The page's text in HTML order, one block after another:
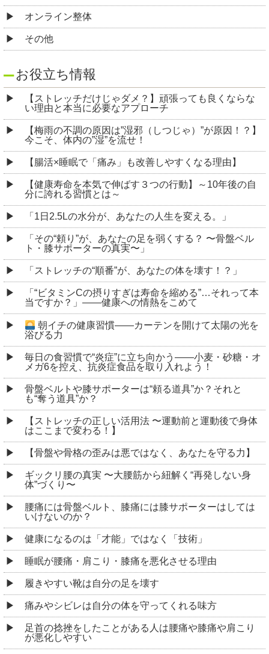
オンライン整体
その他
お役立ち情報
【ストレッチだけじゃダメ？】頑張っても良くならな
い理由と本当に必要なアプローチ
【梅雨の不調の原因は”湿邪（しつじゃ）”が原因！？】
今こそ、体内の”湿”を流せ！
【腸活×睡眠で「痛み」も改善しやすくなる理由】
【健康寿命を本気で伸ばす３つの行動】～10年後の自
分に誇れる習慣とは～
「1日2.5Lの水分が、あなたの人生を変える。」
「その“頼り”が、あなたの足を弱くする？ 〜骨盤ベル
ト・膝サポーターの真実〜」
「ストレッチの“順番”が、あなたの体を壊す！？」
「“ビタミンCの摂りすぎは寿命を縮める”…それって本
当ですか？」――健康への情熱をこめて
朝イチの健康習慣――カーテンを開けて太陽の光を
浴びる力
毎日の食習慣で“炎症”に立ち向かう――小麦・砂糖・オ
メガ6を控え、抗炎症食品を取り入れよう！
骨盤ベルトや膝サポーターは“頼る道具”か？それと
も“奪う道具”か？
【ストレッチの正しい活用法 〜運動前と運動後で身体
はここまで変わる！】
【骨盤や骨格の歪みは悪ではなく、あなたを守る力】
ギックリ腰の真実 〜大腰筋から紐解く“再発しない身
体”づくり〜
腰痛には骨盤ベルト、膝痛には膝サポーターはしては
いけないのか？
健康になるのは「才能」ではなく「技術」
睡眠が腰痛・肩こり・膝痛を悪化させる理由
履きやすい靴は自分の足を壊す
痛みやシビレは自分の体を守ってくれる味方
足首の捻挫をしたことがある人は腰痛や膝痛や肩こり
が悪化しやすい